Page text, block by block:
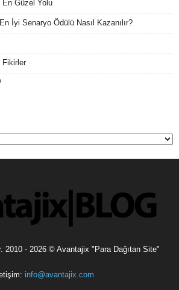
En Güzel Yolu
İyi Senaryo Ödülü Nasıl Kazanılır?
Fikirler
2010 - 2026 © Avantajix "Para Dağıtan Site"
info@avantajix.com